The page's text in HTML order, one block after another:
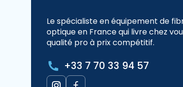
Le spécialiste en équipement de
optique en France qui livre chez
qualité pro à prix compétitif.
+33 7 70 33 94 57